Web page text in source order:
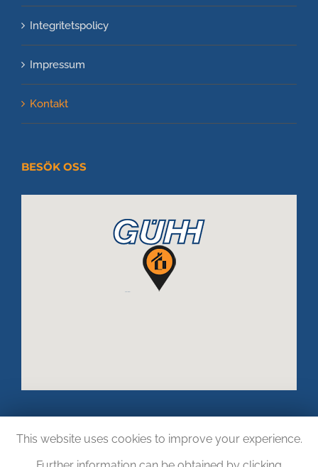
Integritetspolicy
Impressum
Kontakt
BESÖK OSS
This website uses cookies to improve your experience.